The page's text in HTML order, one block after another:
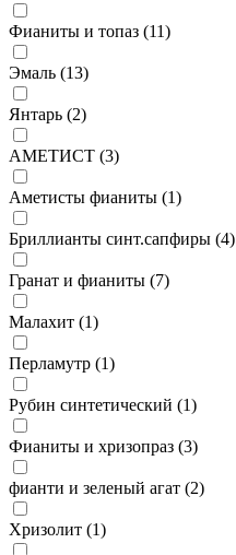
Фианиты и топаз (11)
Эмаль (13)
Янтарь (2)
АМЕТИСТ (3)
Аметисты фианиты (1)
Бриллианты синт.сапфиры (4)
Гранат и фианиты (7)
Малахит (1)
Перламутр (1)
Рубин синтетический (1)
Фианиты и хризопраз (3)
фианти и зеленый агат (2)
Хризолит (1)